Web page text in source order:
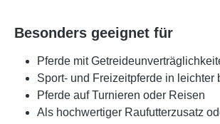
Besonders geeignet für
Pferde mit
Sport- und Freizeitpferde in leichter
Pferde auf Turnieren oder Reisen
Als hochwertiger Raufutterzusatz